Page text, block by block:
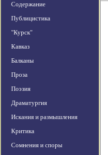
Содержание
Публицистика
"Курск"
Кавказ
Балканы
Проза
Поэзия
Драматургия
Искания и размышления
Критика
Сомнения и споры